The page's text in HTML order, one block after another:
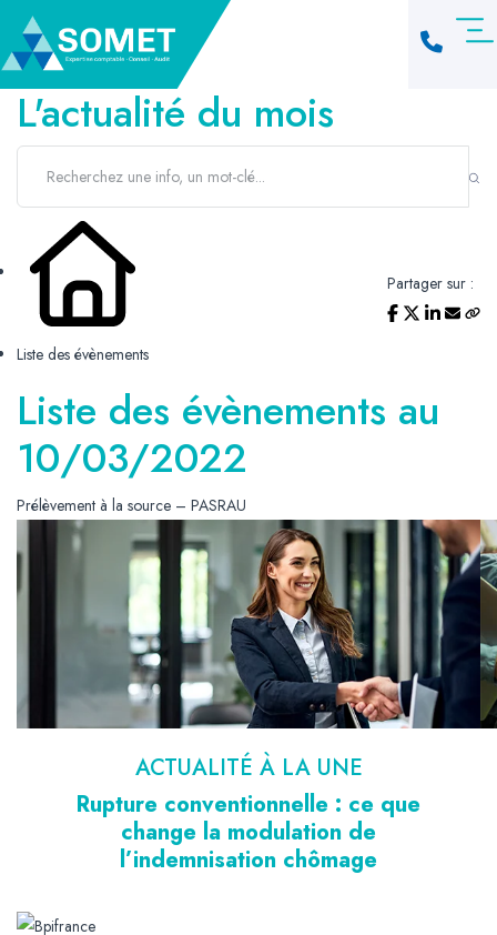
L'actualité du mois
Liste des évènements
Partager sur :
Liste des évènements au
10/03/2022
Prélèvement à la source – PASRAU
ACTUALITÉ À LA UNE
Rupture conventionnelle : ce que
change la modulation de
l’indemnisation chômage